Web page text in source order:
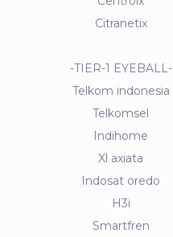
Citranetix
-TIER-1 EYEBALL-
Telkom indonesia
Telkomsel
Indihome
Xl axiata
Indosat oredo
H3i
Smartfren